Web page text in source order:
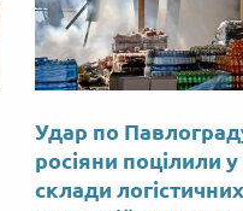
Удар по
росіяни поцілили у
склади логістичних